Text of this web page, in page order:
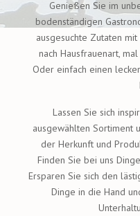
Genießen Sie im
bodenständigen
ausgesuchte Zutaten
nach Hausfrauenart,
Oder einfach einen
Lassen Sie sich
ausgewählten Sortiment
der Herkunft und
Finden Sie bei uns
Ersparen Sie sich den
Dinge in die Hand